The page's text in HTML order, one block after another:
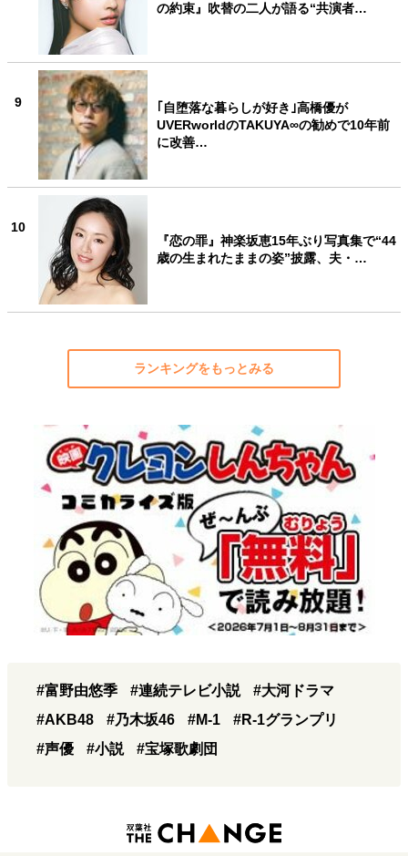
の約束』吹替の二人が語る“共演者…
9
｢自堕落な暮らしが好き｣高橋優が
UVERworldのTAKUYA∞の勧めで10年前
に改善…
10
『恋の罪』神楽坂恵15年ぶり写真集で“44
歳の生まれたままの姿”披露、夫・…
ランキングをもっとみる
#富野由悠季 #連続テレビ小説
#大河ドラマ
#AKB48
#乃木坂46 #M-1
#R-1グランプリ
#声優
#小説 #宝塚歌劇団